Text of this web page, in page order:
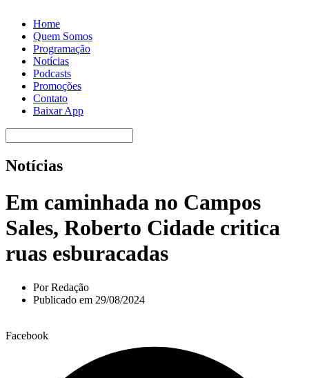
Home
Quem Somos
Programação
Notícias
Podcasts
Promoções
Contato
Baixar App
Notícias
Em caminhada no Campos
Sales, Roberto Cidade critica
ruas esburacadas
PorRedação
Publicado em 29/08/2024
Facebook